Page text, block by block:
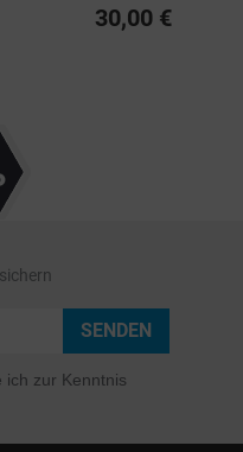
30,00 €
SENDEN
ich zur Kenntnis